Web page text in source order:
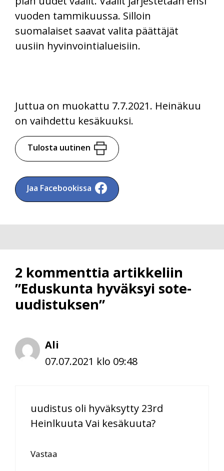
vuoden tammikuussa. Silloin
suomalaiset saavat valita päättäjät
uusiin hyvinvointialueisiin.
Juttua on muokattu 7.7.2021. Heinäkuu
on vaihdettu kesäkuuksi.
Tulosta uutinen
Jaa Facebookissa
2 kommenttia artikkeliin
”Eduskunta hyväksyi sote-
uudistuksen”
Ali
07.07.2021 klo 09:48
uudistus oli hyväksytty 23rd
Heinlkuuta Vai kesäkuuta?
Vastaa